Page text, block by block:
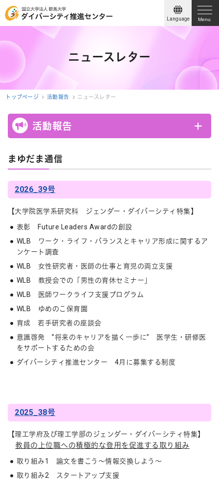
Menu
Language
ニュースレター
トップページ 活動報告 ニュースレター
活動報告
まゆだま通信
2026_39号
【大学院医学系研究科 ジェンダー・ダイバーシティ特集】
表彰 Future Leaders Awardの創設
WLB ワーク・ライフ・バランスとキャリア形成に関するア
ンケート調査
WLB 女性研究者・医師の仕事と育児の両立支援
WLB 教授会での「男性の育休セミナー」
WLB 医師ワークライフ支援プログラム
WLB ゆめのこ保育園
育成 若手研究者の座談会
意識啓発 ”将来のキャリアを描く一歩に” 医学生・研修医
をサポートするための会
ダイバーシティ推進センター 4月に募集する制度
2025_38号
【理工学府及び理工学部のジェンダー・ダイバーシティ特集】
教員の上位職への積極的な登用を促進する取り組み
取り組み1 論文を書こう～情報交換しよう～
取り組み2 スタートアップ支援